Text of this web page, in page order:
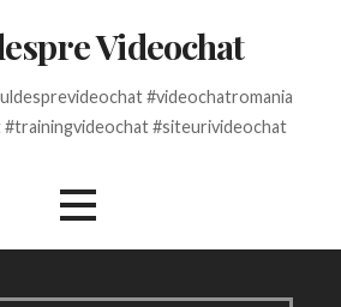
Videochat
#videochatromania
#siteurivideochat